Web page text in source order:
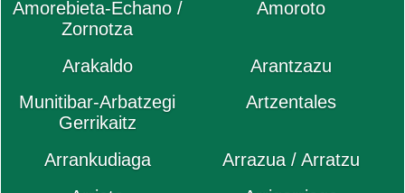
Amorebieta-Echano /
Zornotza
Amoroto
Arakaldo
Arantzazu
Munitibar-Arbatzegi
Gerrikaitz
Artzentales
Arrankudiaga
Arrazua / Arratzu